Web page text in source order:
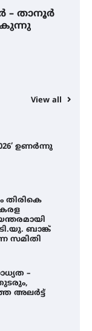
– താനൂർ
View all
എൻ. ആര്യ
ഉണർന്നു
തിരികെ
ബാങ്ക്
സമിതി
–
അലർട്ട്